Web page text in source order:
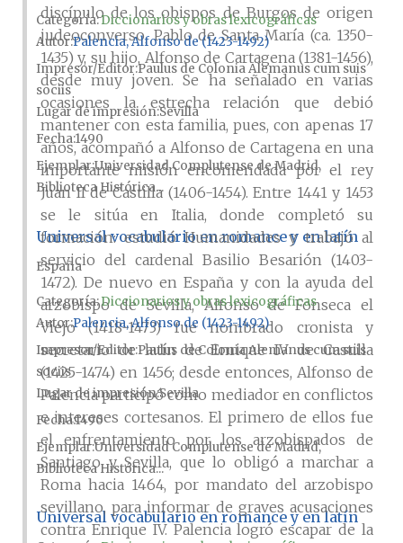
discípulo de los obispos de Burgos de origen
judeoconverso, Pablo de Santa María (ca. 1350-
1435) y, su hijo, Alfonso de Cartagena (1381-1456),
desde muy joven. Se ha señalado en varias
ocasiones la estrecha relación que debió
mantener con esta familia, pues, con apenas 17
años, acompañó a Alfonso de Cartagena en una
importante misión encomendada por el rey
Juan II de Castilla (1406-1454). Entre 1441 y 1453
se le sitúa en Italia, donde completó su
formación: estudió Humanidades y trabajó al
servicio del cardenal Basilio Besarión (1403-
1472). De nuevo en España y con la ayuda del
arzobispo de Sevilla, Alfonso de Fonseca el
Viejo (1418-1473) fue nombrado cronista y
secretario de latín de Enrique IV de Castilla
(1425-1474) en 1456; desde entonces, Alfonso de
Palencia participó como mediador en conflictos
e intereses cortesanos. El primero de ellos fue
el enfrentamiento por los arzobispados de
Santiago y Sevilla, que lo obligó a marchar a
Roma hacia 1464, por mandato del arzobispo
sevillano, para informar de graves acusaciones
contra Enrique IV. Palencia logró escapar de la
Categoría:Diccionarios y obras lexicográficas
AutorPalencia, Alfonso de (1423-1492)
Impresor/Editor Paulus de Colonia Alemanus cum suis
sociis
Lugar de impresiónSevilla
Fecha1490
EjemplarUniversidad Complutense de Madrid,
Biblioteca Histórica...
Universal vocabulario en romance y en latín
España
Categoría:Diccionarios y obras lexicográficas
AutorPalencia, Alfonso de (1423-1492)
Impresor/EditorPaulus de Colonia Alemanus cum suis
sociis
Lugar de impresiónSevilla
Fecha1490
EjemplarUniversidad Complutense de Madrid,
Biblioteca Histórica...
Universal vocabulario en romance y en latín